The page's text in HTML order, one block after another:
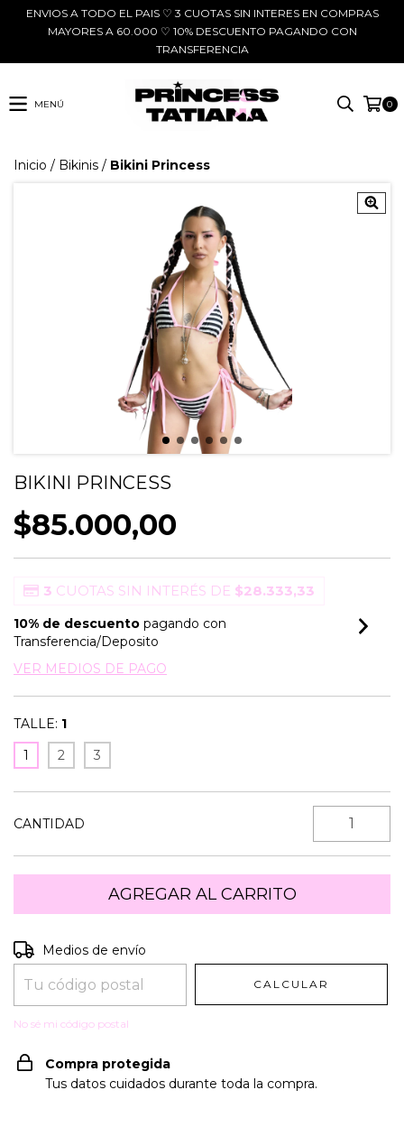
ENVIOS A TODO EL PAIS ♡ 3 CUOTAS SIN INTERES EN COMPRAS
MAYORES A 60.000 ♡ 10% DESCUENTO PAGANDO CON
TRANSFERENCIA
MENÚ 0
Inicio / Bikinis / Bikini Princess
BIKINI PRINCESS
$85.000,00
3 CUOTAS SIN INTERÉS DE $28.333,33
10% de descuento pagando con
Transferencia/Deposito
VER MEDIOS DE PAGO
TALLE: 1
1
2 3
CANTIDAD
Entregas para el CP:
Medios de envío
CALCULAR
No sé mi código postal
Compra protegida
Tus datos cuidados durante toda la compra.